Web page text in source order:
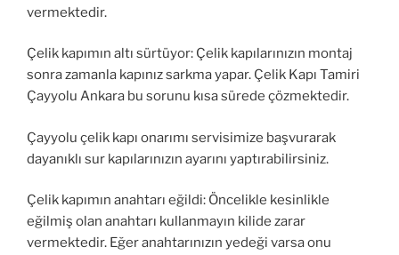
vermektedir.
Çelik kapımın altı sürtüyor: Çelik kapılarınızın montaj
sonra zamanla kapınız sarkma yapar. Çelik Kapı Tamiri
Çayyolu Ankara bu sorunu kısa sürede çözmektedir.
Çayyolu çelik kapı onarımı servisimize başvurarak
dayanıklı sur kapılarınızın ayarını yaptırabilirsiniz.
Çelik kapımın anahtarı eğildi: Öncelikle kesinlikle
eğilmiş olan anahtarı kullanmayın kilide zarar
vermektedir. Eğer anahtarınızın yedeği varsa onu